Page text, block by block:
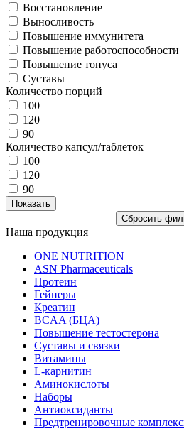
Восстановление
Выносливость
Повышение иммунитета
Повышение работоспособности
Повышение тонуса
Суставы
Количество порций
100
120
90
Количество капсул/таблеток
100
120
90
Наша продукция
ONE NUTRITION
ASN Pharmaceuticals
Протеин
Гейнеры
Креатин
BCAA (БЦА)
Повышение тестостерона
Суставы и связки
Витамины
L-карнитин
Аминокислоты
Наборы
Антиоксиданты
Предтренировочные